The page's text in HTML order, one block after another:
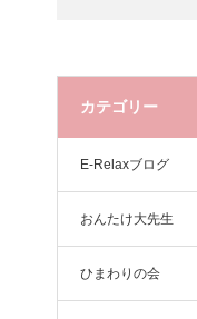
カテゴリー
E-Relaxブログ
おんたけ大先生
ひまわりの会